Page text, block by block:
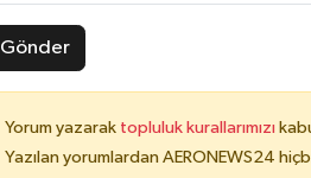
Gönder
Yorum yazarak topluluk kurallarımızı
Yazılan yorumlardan AERONEWS24